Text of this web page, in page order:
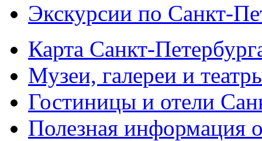
Экскурсии по Санкт-
Карта Санкт-
Музеи, галереи и
Гостиницы и отели
Полезная информация